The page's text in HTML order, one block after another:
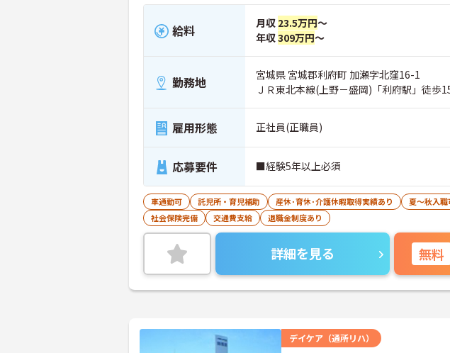
給料 月収 23.5万円～
年収309万円～
勤務地
宮城県 宮城郡利府町 加瀬字北窪16-1
ＪＲ東北本線(上野－盛岡)「利府駅」徒歩
雇用形態 正社員(正職員)
応募要件 ■経験5年以上必須
車通勤可 託児所・育児補助 産休･育休･介護休暇取得実績あり 夏～秋入職
社会保険完備
交通費支給 退職金制度あり
詳細を見る 無料
デイケア（通所リハ）